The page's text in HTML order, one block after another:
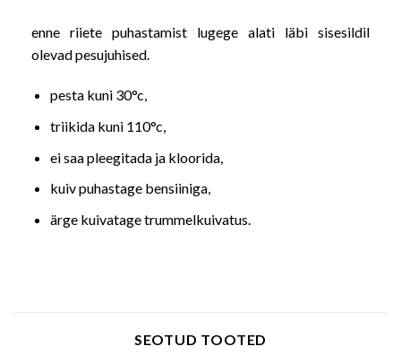
enne riiete puhastamist lugege alati läbi sisesildil
olevad pesujuhised.
pesta kuni 30°c,
triikida kuni 110°c,
ei saa pleegitada ja kloorida,
kuiv puhastage bensiiniga,
ärge kuivatage trummelkuivatus.
SEOTUD TOOTED